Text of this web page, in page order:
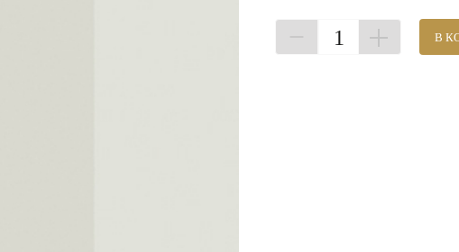
1 В